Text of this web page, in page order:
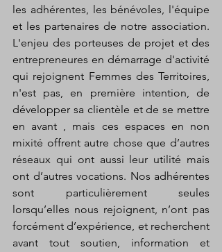
les adhérentes, les bénévoles, l'équipe
et les partenaires de notre association.
L'enjeu des porteuses de projet et des
entrepreneures en démarrage d'activité
qui rejoignent Femmes des Territoires,
n'est pas, en première intention, de
développer sa clientèle et de se mettre
en avant , mais ces espaces en non
mixité offrent autre chose que d’autres
réseaux qui ont aussi leur utilité mais
ont d’autres vocations. Nos adhérentes
sont particulièrement seules
lorsqu’elles nous rejoignent, n’ont pas
forcément d’expérience, et recherchent
avant tout soutien, information et